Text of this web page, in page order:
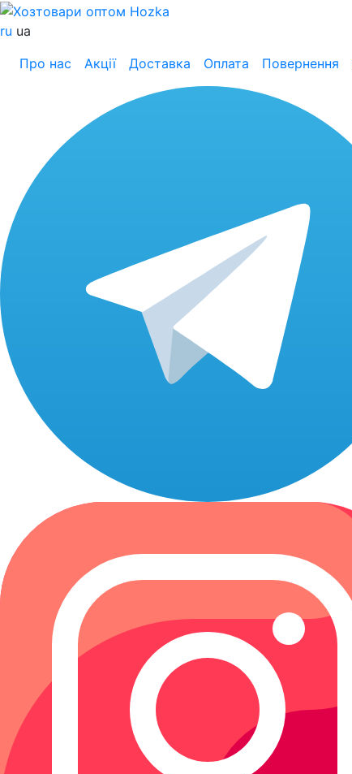
ru ua
Про нас
Акції Доставка Оплата Повернення